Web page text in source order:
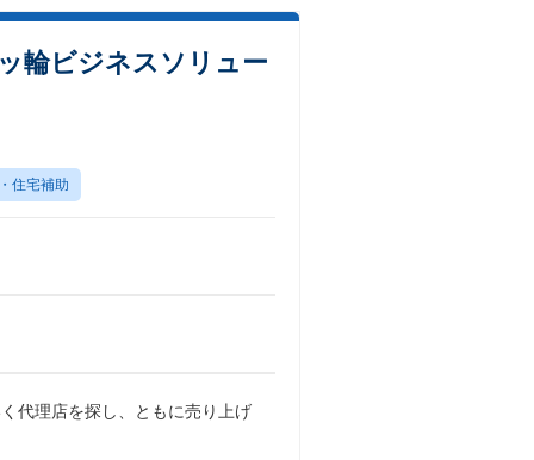
輪ビジネスソリュー
住宅補助
代理店を探し、ともに売り上げ